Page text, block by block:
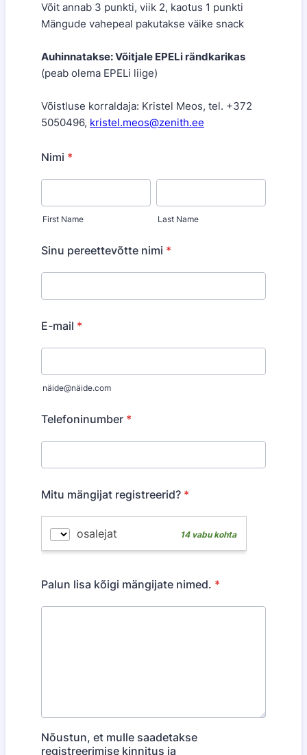
Võit annab 3 punkti, viik 2, kaotus 1 punkti
Mängude vahepeal pakutakse väike snack
Auhinnatakse: Võitjale EPELi rändkarikas
(peab olema EPELi liige)
Võistluse korraldaja: Kristel Meos, tel. +372
5050496, kristel.meos@zenith.ee
Nimi *
First Name Last Name
Sinu pereettevõtte nimi *
E-mail *
näide@näide.com
Telefoninumber *
Mitu mängijat registreerid? *
Palun lisa kõigi mängijate nimed. *
Nõustun, et mulle saadetakse
registreerimise kinnitus ja